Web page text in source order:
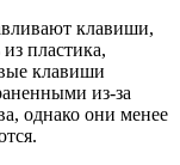
клавиши,
пластика,
клавиши
из-за
однако они менее